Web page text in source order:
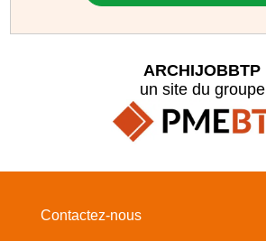
ARCHIJOBBTP
un site du groupe
Contactez-nous